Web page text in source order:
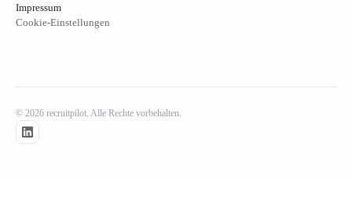
Impressum
Cookie-Einstellungen
© 2026 recruitpilot. Alle Rechte vorbehalten.